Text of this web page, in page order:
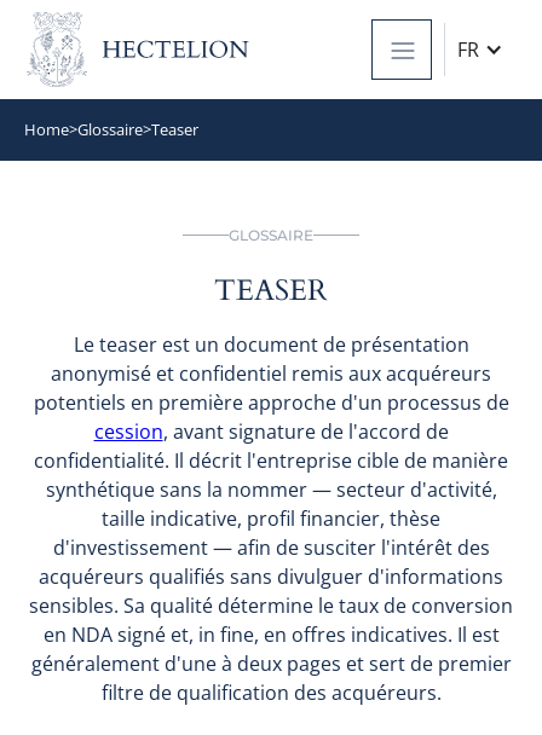
FR
Home>Glossaire>Teaser
GLOSSAIRE
TEASER
Le teaser est un document de présentation
anonymisé et confidentiel remis aux acquéreurs
potentiels en première approche d'un processus de
cession, avant signature de l'accord de
confidentialité. Il décrit l'entreprise cible de manière
synthétique sans la nommer — secteur d'activité,
taille indicative, profil financier, thèse
d'investissement — afin de susciter l'intérêt des
acquéreurs qualifiés sans divulguer d'informations
sensibles. Sa qualité détermine le taux de conversion
en NDA signé et, in fine, en offres indicatives. Il est
généralement d'une à deux pages et sert de premier
filtre de qualification des acquéreurs.